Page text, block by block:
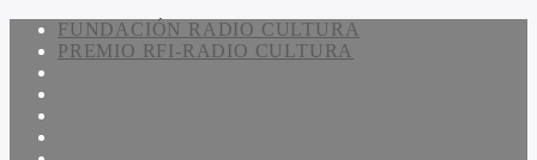
FUNDACIÓN RADIO CULTURA
PREMIO RFI-RADIO CULTURA